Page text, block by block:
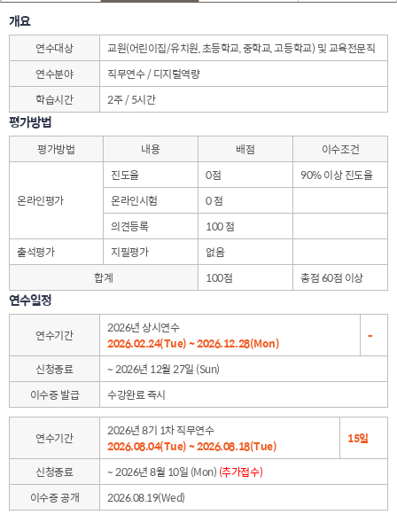
개요
연수대상
교원(어린이집/유치원, 초등학교, 중학교, 고등학교) 및 교육전문직
연수분야
직무연수 / 디지털역량
학습시간
2주 / 5시간
평가방법
평가방법 내용 배점 이수조건
합계 100점 총점 60점 이상
온라인평가
진도율 0점
90% 이상 진도율
온라인시험
0 점
의견등록
100 점
출석평가
지필평가 없음
연수일정
연수기간
2026년 상시연수
2026.02.24(Tue) ~ 2026.12.28(Mon)
-
신청종료
~ 2026년 12월 27일 (Sun)
이수증 발급
수강완료 즉시
연수기간
2026년 8기 1차 직무연수
2026.08.04(Tue) ~ 2026.08.18(Tue)
15일
신청종료 ~ 2026년 8월 10일 (Mon) (추가접수)
이수증 공개
2026.08.19(Wed)